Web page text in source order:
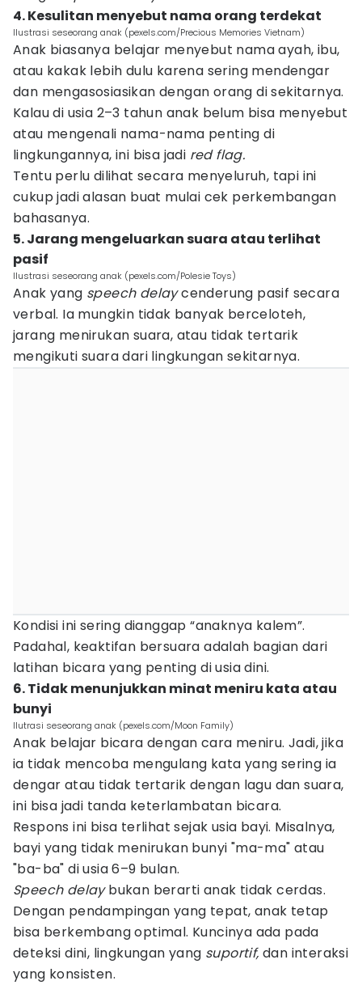
4. Kesulitan menyebut nama orang terdekat
Ilustrasi seseorang anak (pexels.com/Precious Memories Vietnam)
Anak biasanya belajar menyebut nama ayah, ibu,
atau kakak lebih dulu karena sering mendengar
dan mengasosiasikan dengan orang di sekitarnya.
Kalau di usia 2–3 tahun anak belum bisa menyebut
atau mengenali nama-nama penting di
lingkungannya, ini bisa jadi red flag.
Tentu perlu dilihat secara menyeluruh, tapi ini
cukup jadi alasan buat mulai cek perkembangan
bahasanya.
5. Jarang mengeluarkan suara atau terlihat
pasif
Ilustrasi seseorang anak (pexels.com/Polesie Toys)
Anak yang speech delaycenderung pasif secara
verbal. Ia mungkin tidak banyak berceloteh,
jarang menirukan suara, atau tidak tertarik
mengikuti suara dari lingkungan sekitarnya.
Kondisi ini sering dianggap “anaknya kalem”.
Padahal, keaktifan bersuara adalah bagian dari
latihan bicara yang penting di usia dini.
6. Tidak menunjukkan minat meniru kata atau
bunyi
Ilutrasi seseorang anak (pexels.com/Moon Family)
Anak belajar bicara dengan cara meniru. Jadi, jika
ia tidak mencoba mengulang kata yang sering ia
dengar atau tidak tertarik dengan lagu dan suara,
ini bisa jadi tanda keterlambatan bicara.
Respons ini bisa terlihat sejak usia bayi. Misalnya,
bayi yang tidak menirukan bunyi "ma-ma" atau
"ba-ba" di usia 6–9 bulan.
Speech delaybukan berarti anak tidak cerdas.
Dengan pendampingan yang tepat, anak tetap
bisa berkembang optimal. Kuncinya ada pada
deteksi dini, lingkungan yang suportif, dan interaksi
yang konsisten.